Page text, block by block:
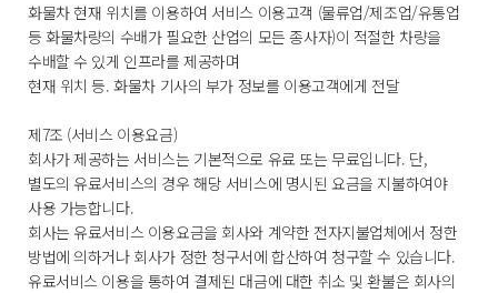
화물차 현재 위치를 이용하여 서비스 이용고객 (물류업/제조업/유통업
등 화물차량의 수배가 필요한 산업의 모든 종사자)이 적절한 차량을
수배할 수 있게 인프라를 제공하며
현재 위치 등. 화물차 기사의 부가 정보를 이용고객에게 전달
제7조 (서비스 이용요금)
회사가 제공하는 서비스는 기본적으로 유료 또는 무료입니다. 단,
별도의 유료서비스의 경우 해당 서비스에 명시된 요금을 지불하여야
사용 가능합니다.
회사는 유료서비스 이용요금을 회사와 계약한 전자지불업체에서 정한
방법에 의하거나 회사가 정한 청구서에 합산하여 청구할 수 있습니다.
유료서비스 이용을 통하여 결제된 대금에 대한 취소 및 환불은 회사의